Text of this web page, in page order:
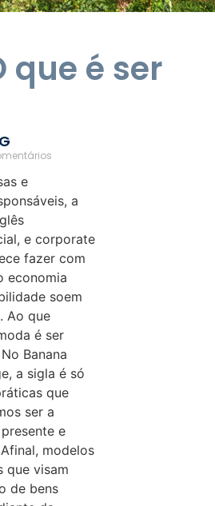
que é ser
e
a
e corporate
fazer com
economia
soem
Ao que
é ser
Banana
a sigla é só
que
ser a
e
modelos
que visam
de bens